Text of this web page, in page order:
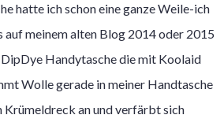
hatte ich schon eine ganze Weile-ich
auf meinem alten Blog 2014 oder 2015
Handytasche die mit Koolaid
Wolle gerade in meiner Handtasche
Krümeldreck an und verfärbt sich